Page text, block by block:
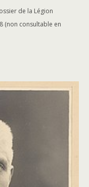
de la Légion
(non consultable en